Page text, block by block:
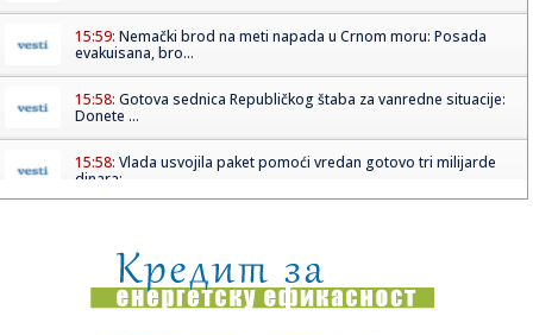
15:59: Nemački brod na meti napada u Crnom moru: Posada
evakuisana, bro...
15:58: Gotova sednica Republičkog štaba za vanredne situacije:
Donete ...
15:58: Vlada usvojila paket pomoći vredan gotovo tri milijarde
dinara: ...
15:55:Letujete u Crnoj Gori? Planina Bjelasica je idealna usputna
stani...